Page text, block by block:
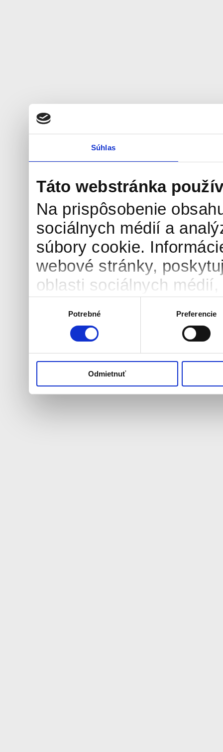
Súhlas
Táto webstránka
Na prispôsobenie
sociálnych médií a
súbory cookie.
webové stránky,
oblasti sociálnych
ktoré ste im poskytli
používali ich služby.
Potrebné Preferencie
Odmietnuť